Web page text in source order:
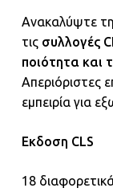
Ανακαλύψτε
τις συλλογές
ποιότητα και
Απεριόριστες
εμπειρία για
Eκδοση CLS
18